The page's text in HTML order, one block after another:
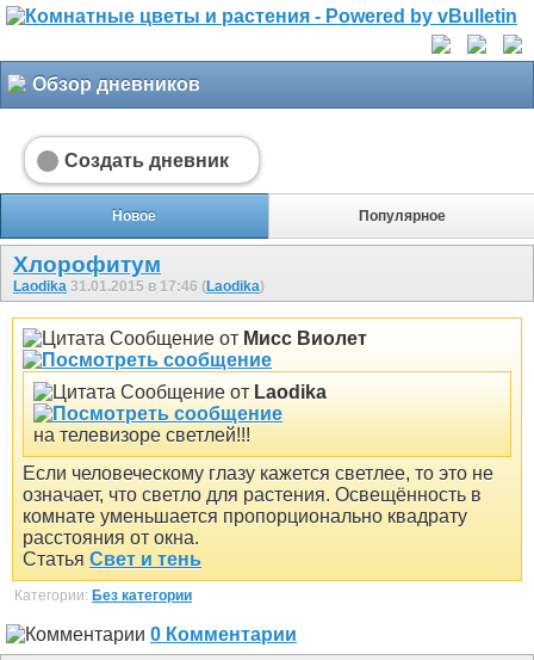
Обзор дневников
Создать дневник
Новое Популярное
Хлорофитум
Laodika 31.01.2015 в 17:46 (Laodika)
Сообщение от Мисс Виолет
Сообщение от Laodika
на телевизоре светлей!!!
Если человеческому глазу кажется светлее, то это не
означает, что светло для растения. Освещённость в
комнате уменьшается пропорционально квадрату
расстояния от окна.
Статья Свет и тень
Категории: Без категории
0 Комментарии